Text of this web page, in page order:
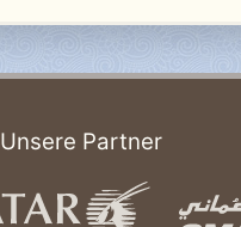
Unsere Partner